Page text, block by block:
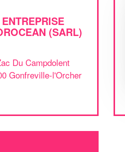
ENTREPRISE
(SARL)
Du Campdolent
Gonfreville-l'Orcher